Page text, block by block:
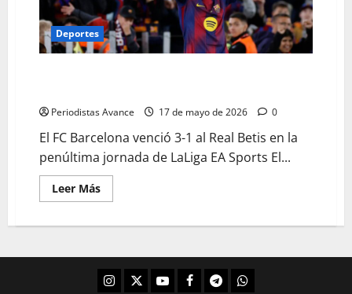
Deportes
Periodistas Avance 17 de mayo de 2026 0
El FC Barcelona venció 3-1 al Real Betis en la
penúltima jornada de LaLiga EA Sports El...
Leer Más